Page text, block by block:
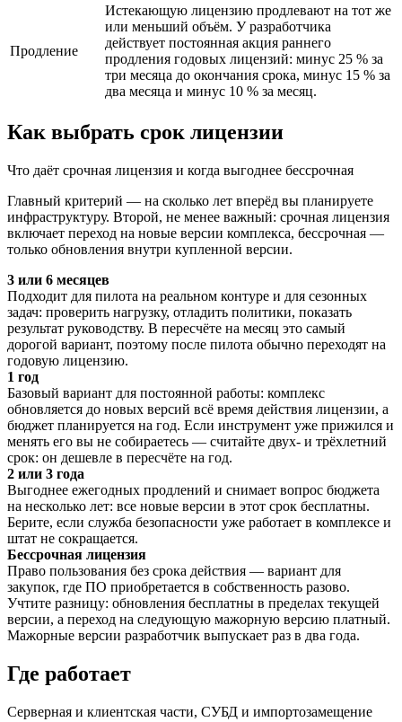
Продление
Истекающую лицензию продлевают на тот же
или меньший объём. У разработчика
действует постоянная акция раннего
продления годовых лицензий: минус 25 % за
три месяца до окончания срока, минус 15 % за
два месяца и минус 10 % за месяц.
Как выбрать срок лицензии
Что даёт срочная лицензия и когда выгоднее бессрочная
Главный критерий — на сколько лет вперёд вы планируете
инфраструктуру. Второй, не менее важный: срочная лицензия
включает переход на новые версии комплекса, бессрочная —
только обновления внутри купленной версии.
3 или 6 месяцев
Подходит для пилота на реальном контуре и для сезонных
задач: проверить нагрузку, отладить политики, показать
результат руководству. В пересчёте на месяц это самый
дорогой вариант, поэтому после пилота обычно переходят на
годовую лицензию.
1 год
Базовый вариант для постоянной работы: комплекс
обновляется до новых версий всё время действия лицензии, а
бюджет планируется на год. Если инструмент уже прижился и
менять его вы не собираетесь — считайте двух- и трёхлетний
срок: он дешевле в пересчёте на год.
2 или 3 года
Выгоднее ежегодных продлений и снимает вопрос бюджета
на несколько лет: все новые версии в этот срок бесплатны.
Берите, если служба безопасности уже работает в комплексе и
штат не сокращается.
Бессрочная лицензия
Право пользования без срока действия — вариант для
закупок, где ПО приобретается в собственность разово.
Учтите разницу: обновления бесплатны в пределах текущей
версии, а переход на следующую мажорную версию платный.
Мажорные версии разработчик выпускает раз в два года.
Где работает
Серверная и клиентская части, СУБД и импортозамещение